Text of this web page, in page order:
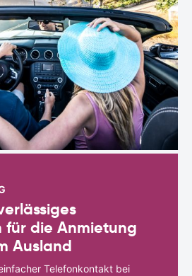
für die Anmietung
Ausland
Telefonkontakt bei